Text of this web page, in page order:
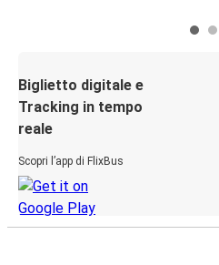
Biglietto digitale e
Tracking in tempo
reale
Scopri l’app di FlixBus